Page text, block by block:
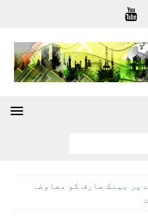
پر بینک صارف کو معاوضہ